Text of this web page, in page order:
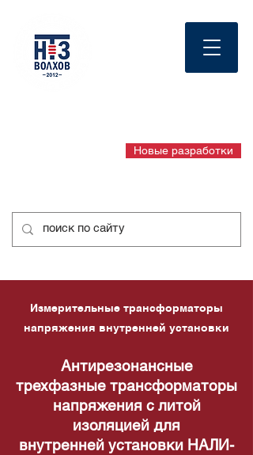
Новые разработки
Измерительные трансформаторы
напряжения внутренней установки
Антирезонансные
трехфазные трансформаторы
напряжения с литой
изоляцией для
внутренней установки НАЛИ-